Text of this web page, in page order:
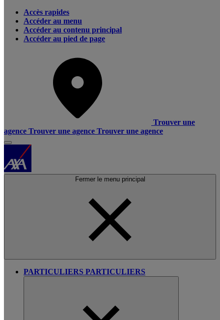
Accès rapides
Accéder au menu
Accéder au contenu principal
Accéder au pied de page
Trouver une
agence Trouver une agence Trouver une agence
Fermer le menu principal
PARTICULIERS PARTICULIERS